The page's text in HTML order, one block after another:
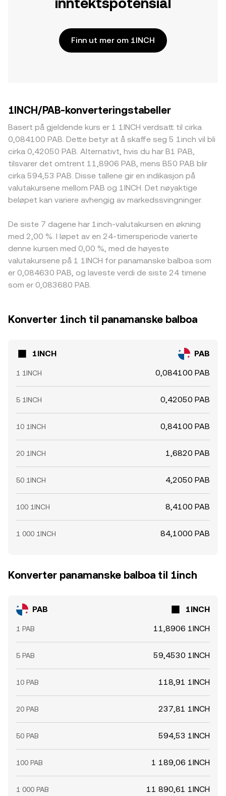
Finn ut mer om 1INCH
1INCH/PAB-konverteringstabeller
Basert på gjeldende kurs er 1 1INCH verdsatt til cirka
0,084100 PAB. Dette betyr at å skaffe seg 5 1inch vil bli
cirka 0,42050 PAB. Alternativt, hvis du har B1 PAB,
tilsvarer det omtrent 11,8906 PAB, mens B50 PAB blir
cirka 594,53 PAB. Disse tallene gir en indikasjon på
valutakursene mellom PAB og 1INCH. Det nøyaktige
beløpet kan variere avhengig av markedssvingninger.
De siste 7 dagene har 1inch-valutakursen en økning
med 2,00 %. I løpet av en 24-timersperiode varierte
denne kursen med 0,00 %, med de høyeste
valutakursene på 1 1INCH for panamanske balboa som
er 0,084630 PAB, og laveste verdi de siste 24 timene
som er 0,083680 PAB.
Konverter 1inch til panamanske balboa
1INCH PAB
1 1INCH 0,084100 PAB
5 1INCH 0,42050 PAB
10 1INCH 0,84100 PAB
20 1INCH 1,6820 PAB
50 1INCH 4,2050 PAB
100 1INCH 8,4100 PAB
1 000 1INCH 84,1000 PAB
Konverter panamanske balboa til 1inch
PAB 1INCH
1 PAB 11,8906 1INCH
5 PAB 59,4530 1INCH
10 PAB 118,91 1INCH
20 PAB 237,81 1INCH
50 PAB 594,53 1INCH
100 PAB 1 189,06 1INCH
1 000 PAB 11 890,61 1INCH